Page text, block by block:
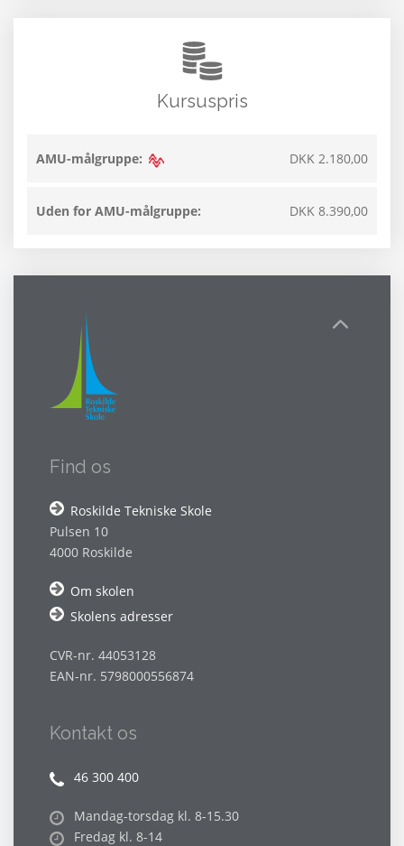
Kursuspris
AMU-målgruppe: DKK 2.180,00
Uden for AMU-målgruppe: DKK 8.390,00
Find os
Roskilde Tekniske Skole
Pulsen 10
4000 Roskilde
Om skolen
Skolens adresser
CVR-nr. 44053128
EAN-nr. 5798000556874
Kontakt os
46 300 400
Mandag-torsdag kl. 8-15.30
Fredag kl. 8-14